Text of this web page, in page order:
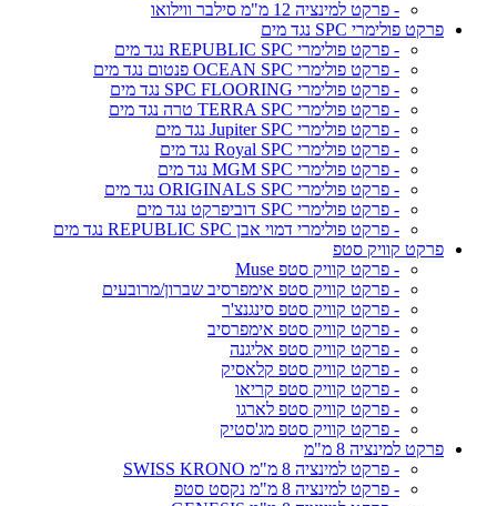
- פרקט למינציה 12 מ"מ סילבר ווילואו
פרקט פולימרי SPC נגד מים
- פרקט פולימרי REPUBLIC SPC נגד מים
- פרקט פולימרי OCEAN SPC פנטום נגד מים
- פרקט פולימרי SPC FLOORING נגד מים
- פרקט פולימרי TERRA SPC טרה נגד מים
- פרקט פולימרי Jupiter SPC נגד מים
- פרקט פולימרי Royal SPC נגד מים
- פרקט פולימרי MGM SPC נגד מים
- פרקט פולימרי ORIGINALS SPC נגד מים
- פרקט פולימרי SPC דוביפרקט נגד מים
- פרקט פולימרי דמוי אבן REPUBLIC SPC נגד מים
פרקט קוויק סטפ
- פרקט קוויק סטפ Muse
- פרקט קוויק סטפ אימפרסיב שברון/מרובעים
- פרקט קוויק סטפ סינגנצ'ר
- פרקט קוויק סטפ אימפרסיב
- פרקט קוויק סטפ אליגנה
- פרקט קוויק סטפ קלאסיק
- פרקט קוויק סטפ קריאו
- פרקט קוויק סטפ לארגו
- פרקט קוויק סטפ מג'סטיק
פרקט למינציה 8 מ"מ
- פרקט למינציה 8 מ"מ SWISS KRONO
- פרקט למינציה 8 מ"מ נקסט סטפ